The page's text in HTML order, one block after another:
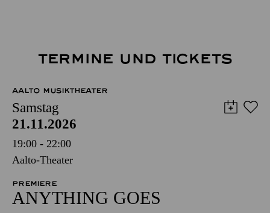
TERMINE UND TICKETS
AALTO MUSIKTHEATER
Samstag
21.11.2026
19:00 - 22:00
Aalto-Theater
PREMIERE
ANYTHING GOES